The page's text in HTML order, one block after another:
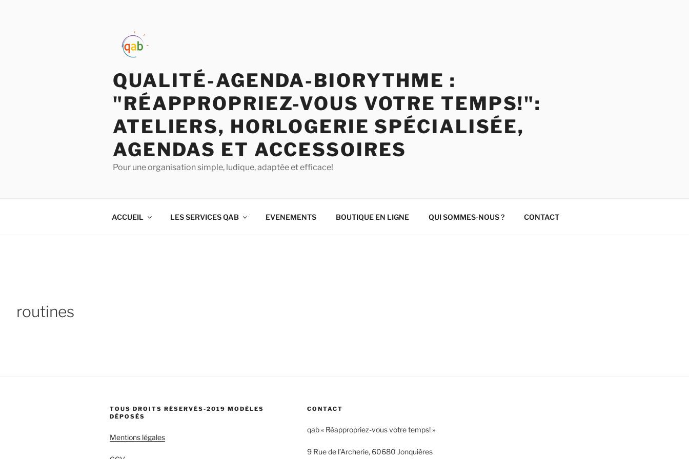
QUALITÉ-AGENDA-BIORYTHME :
"RÉAPPROPRIEZ-VOUS VOTRE TEMPS!":
ATELIERS, HORLOGERIE SPÉCIALISÉE,
AGENDAS ET ACCESSOIRES
Pour une organisation simple, ludique, adaptée et efficace!
ACCUEIL LES SERVICES QAB EVENEMENTS BOUTIQUE EN LIGNE QUI SOMMES-NOUS ? CONTACT
routines
TOUS DROITS RÉSERVÉS-2019 MODÈLES
DÉPOSÉS
Mentions légales
CONTACT
qab « Réappropriez-vous votre temps! »
9 Rue de l’Archerie, 60680 Jonquières